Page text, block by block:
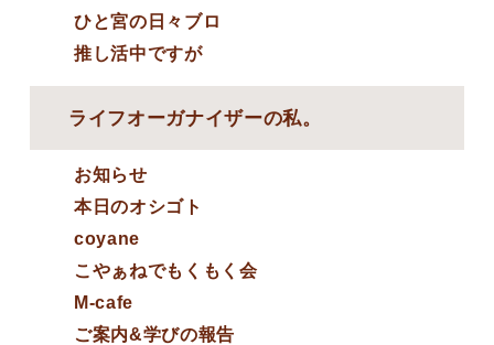
ひと宮の日々ブロ
推し活中ですが
ライフオーガナイザーの私。
お知らせ
本日のオシゴト
coyane
こやぁねでもくもく会
M-cafe
ご案内&学びの報告